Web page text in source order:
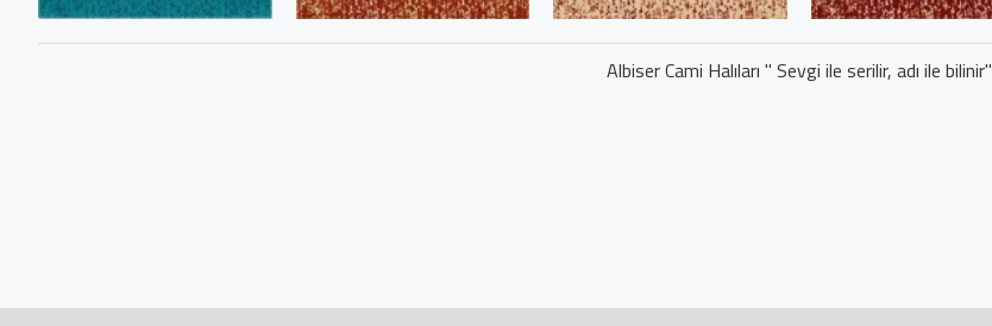
Albiser Cami Halıları " Sevgi ile serilir, adı ile bilinir"